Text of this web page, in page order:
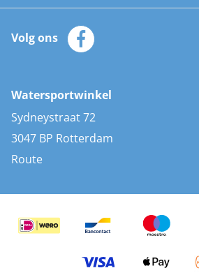
Automatische reddingsvesten
Zeilkleding
Zonnepanelen
AIS transponders
Stootwillen en fenders
Bootkussens
Zwemtrappen
Klantenservice
Merken
Volg ons
Watersportwinkel
Sydneystraat 72
3047 BP Rotterdam
Route